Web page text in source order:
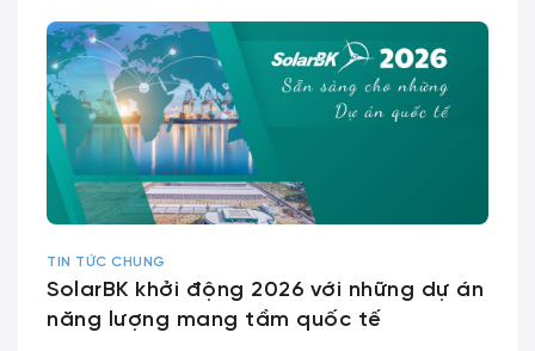
TIN TỨC CHUNG
SolarBK khởi động 2026 với những dự án
năng lượng mang tầm quốc tế